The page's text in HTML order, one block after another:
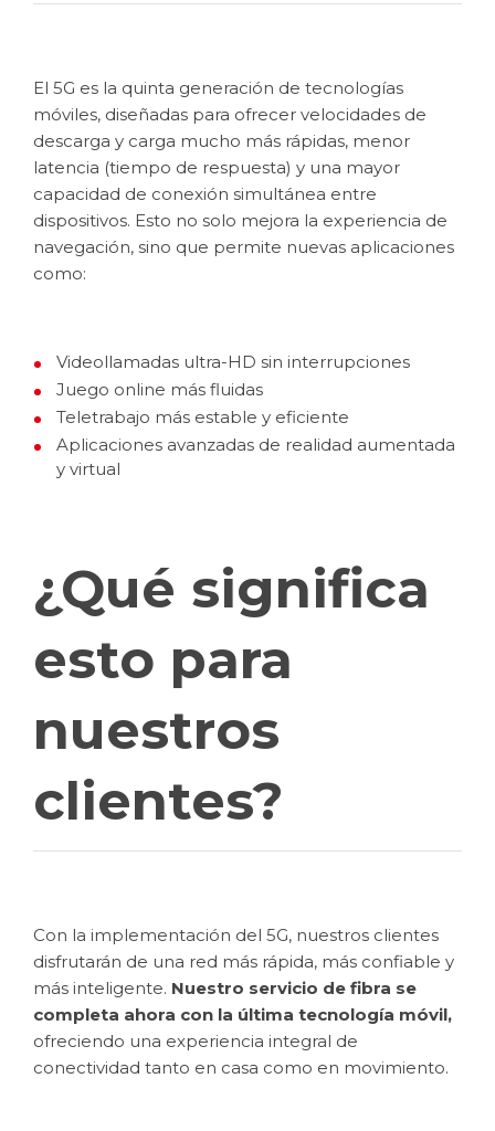
El 5G es la quinta generación de tecnologías
móviles, diseñadas para ofrecer velocidades de
descarga y carga mucho más rápidas, menor
latencia (tiempo de respuesta) y una mayor
capacidad de conexión simultánea entre
dispositivos. Esto no solo mejora la experiencia de
navegación, sino que permite nuevas aplicaciones
como:
Videollamadas ultra-HD sin interrupciones
Juego online más fluidas
Teletrabajo más estable y eficiente
Aplicaciones avanzadas de realidad aumentada
y virtual
¿Qué significa
esto para
nuestros
clientes?
Con la implementación del 5G, nuestros clientes
disfrutarán de una red más rápida, más confiable y
más inteligente. Nuestro servicio de fibra se
completa ahora con la última tecnología móvil,
ofreciendo una experiencia integral de
conectividad tanto en casa como en movimiento.